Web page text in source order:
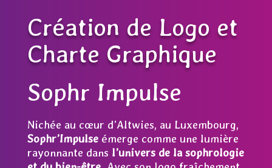
Création de Logo et
Charte Graphique
Sophr Impulse
Nichée au cœur d’Altwies, au Luxembourg,
Sophr’Impulseémerge comme une lumière
rayonnante dans l’univers de la sophrologie